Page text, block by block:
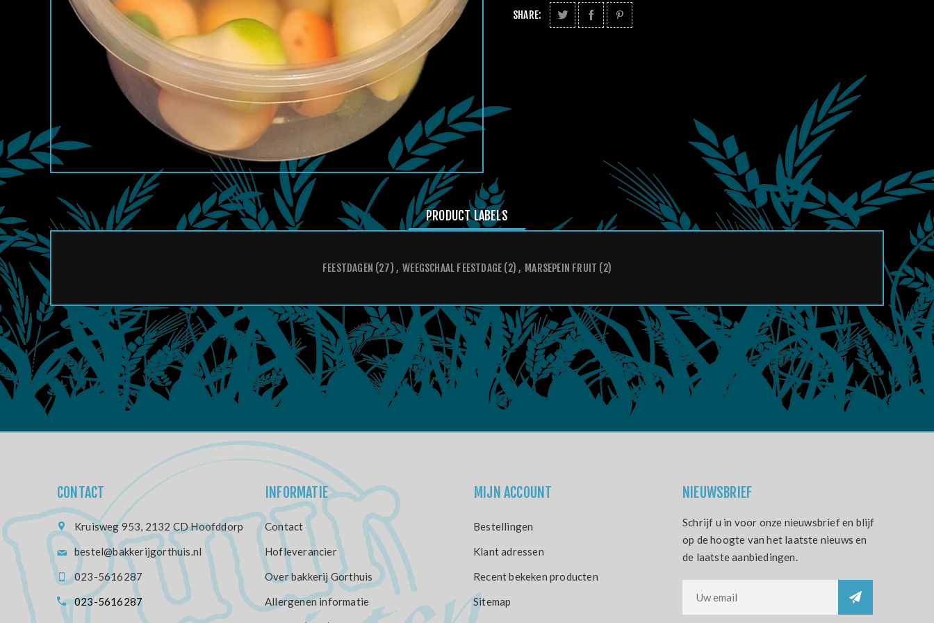
SHARE:
PRODUCT LABELS
FEESTDAGEN (27) , WEEGSCHAAL FEESTDAGE (2) , MARSEPEIN FRUIT (2)
CONTACT
Kruisweg 953, 2132 CD Hoofddorp
bestel@bakkerijgorthuis.nl
023-5616287
023-5616287
INFORMATIE
Contact
Hofleverancier
Over bakkerij Gorthuis
Allergenen informatie
MIJN ACCOUNT
Bestellingen
Klant adressen
Recent bekeken producten
Sitemap
NIEUWSBRIEF
Schrijf u in voor onze nieuwsbrief en blijf
op de hoogte van het laatste nieuws en
de laatste aanbiedingen.